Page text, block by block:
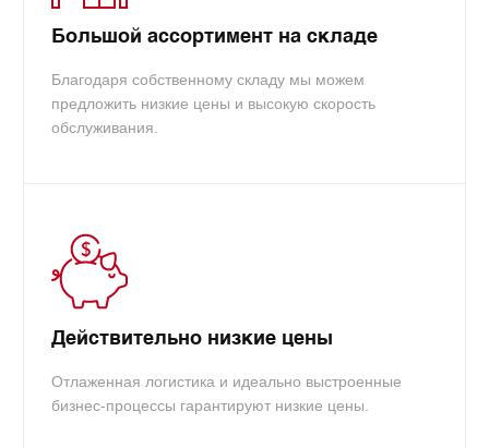
Большой ассортимент на складе
Благодаря собственному складу мы можем
предложить низкие цены и высокую скорость
обслуживания.
Действительно низкие цены
Отлаженная логистика и идеально выстроенные
бизнес-процессы гарантируют низкие цены.